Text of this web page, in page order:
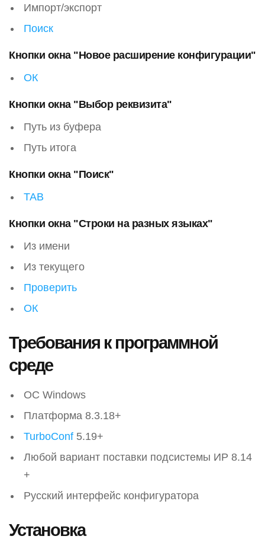
Импорт/экспорт
Поиск
Кнопки окна "Новое расширение конфигурации"
ОК
Кнопки окна "Выбор реквизита"
Путь из буфера
Путь итога
Кнопки окна "Поиск"
TAB
Кнопки окна "Строки на разных языках"
Из имени
Из текущего
Проверить
ОК
Требования к программной
среде
ОС Windows
Платформа 8.3.18+
TurboConf 5.19+
Любой вариант поставки подсистемы ИР 8.14
+
Русский интерфейс конфигуратора
Установка